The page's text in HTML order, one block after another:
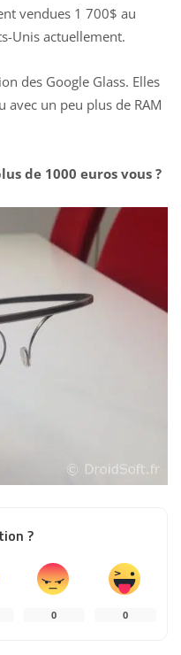
vendues 1 700$ au
Unis actuellement.
des Google Glass. Elles
avec un peu plus de RAM
de 1000 euros vous ?
?
0 0